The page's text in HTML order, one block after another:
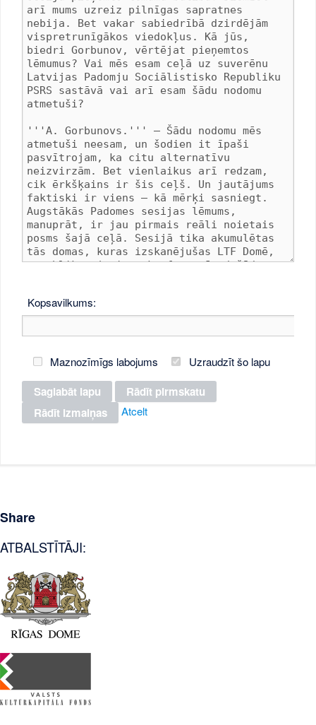
Kopsavilkums:
Maznozīmīgs labojums Uzraudzīt šo lapu
Atcelt
Share
ATBALSTĪTĀJI: